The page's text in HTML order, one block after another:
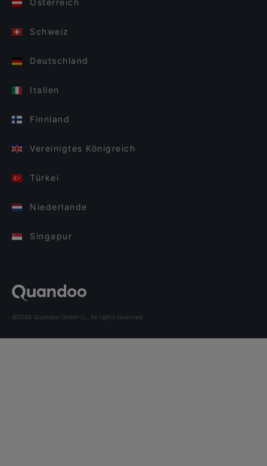
Österreich
Schweiz
Deutschland
Italien
Finnland
Vereinigtes Königreich
Türkei
Niederlande
Singapur
©2026 Quandoo GmbH i.L. All rights reserved